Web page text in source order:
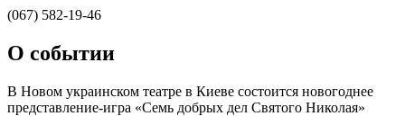
(067) 582-19-46
О событии
В Новом украинском театре в Киеве состоится новогоднее
представление-игра «Семь добрых дел Святого Николая»